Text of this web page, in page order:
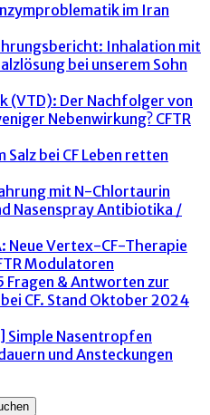
im Iran
Inhalation mit
bei unserem Sohn
(VTD): Der Nachfolger von
Nebenwirkung? CFTR
Salz bei CF Leben retten
mit N-Chlortaurin
NasensprayAntibiotika /
Neue Vertex-CF-Therapie
Modulatoren
Fragen & Antworten zur
CF. Stand Oktober 2024
Simple Nasentropfen
und Ansteckungen